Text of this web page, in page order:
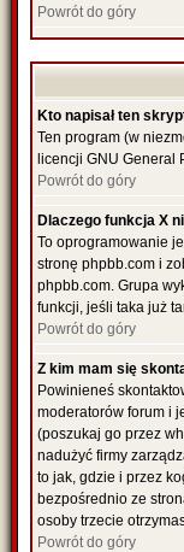
Powrót do góry
Kto napisał ten
Ten program (w
licencji GNU General
Powrót do góry
Dlaczego funkcja X
To oprogramowanie
stronę phpbb.com i
phpbb.com. Grupa
funkcji, jeśli taka już
Powrót do góry
Z kim mam się
Powinieneś
moderatorów forum i
(poszukaj go przez
nadużyć firmy
to jak, gdzie i przez
bezpośrednio ze
osoby trzecie
Powrót do góry